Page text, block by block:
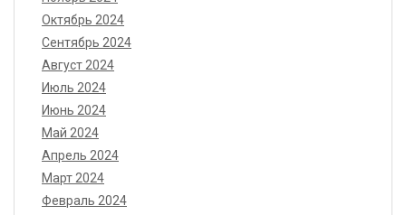
Октябрь 2024
Сентябрь 2024
Август 2024
Июль 2024
Июнь 2024
Май 2024
Апрель 2024
Март 2024
Февраль 2024